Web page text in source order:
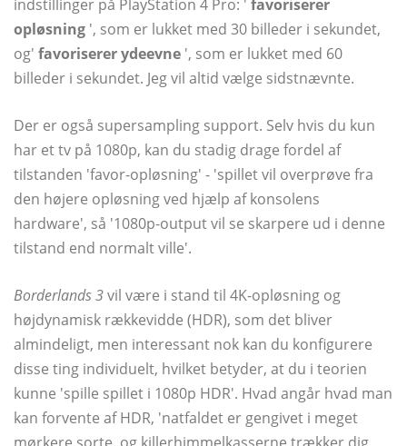
indstillinger på PlayStation 4 Pro: ' favoriserer
opløsning ', som er lukket med 30 billeder i sekundet,
og' favoriserer ydeevne ', som er lukket med 60
billeder i sekundet. Jeg vil altid vælge sidstnævnte.
Der er også supersampling support. Selv hvis du kun
har et tv på 1080p, kan du stadig drage fordel af
tilstanden 'favor-opløsning' - 'spillet vil overprøve fra
den højere opløsning ved hjælp af konsolens
hardware', så '1080p-output vil se skarpere ud i denne
tilstand end normalt ville'.
Borderlands 3vil være i stand til 4K-opløsning og
højdynamisk rækkevidde (HDR), som det bliver
almindeligt, men interessant nok kan du konfigurere
disse ting individuelt, hvilket betyder, at du i teorien
kunne 'spille spillet i 1080p HDR'. Hvad angår hvad man
kan forvente af HDR, 'natfaldet er gengivet i meget